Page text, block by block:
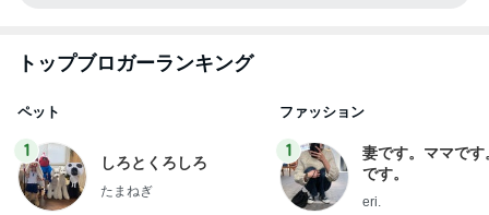
トップブロガーランキング
ペット
1
しろとくろしろ
たまねぎ
ファッション
1
妻です。ママです
です。
eri.